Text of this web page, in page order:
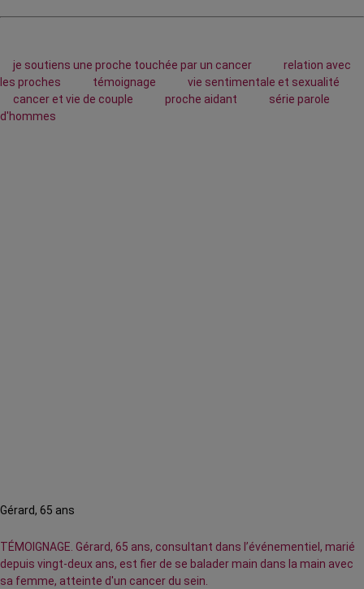
je soutiens une proche touchée par un cancer
relation avec
les proches
témoignage
vie sentimentale et sexualité
cancer et vie de couple
proche aidant
série parole
d'hommes
Gérard, 65 ans
TÉMOIGNAGE. Gérard, 65 ans, consultant dans l’événementiel, marié
depuis vingt-deux ans, est fier de se balader main dans la main avec
sa femme, atteinte d'un cancer du sein.